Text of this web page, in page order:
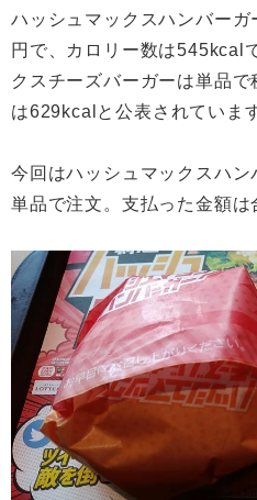
ハッシュマックスハンバー
円で、カロリー数は545kcal
クスチーズバーガーは単品
は629kcalと公表されていま
今回はハッシュマックスハ
単品で注文。支払った金額は